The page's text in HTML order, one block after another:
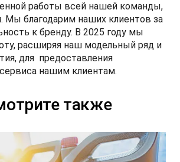
работы всей нашей команды,
Мы благодарим наших клиентов за
к бренду. В 2025 году мы
расширяя наш модельный ряд и
для предоставления
нашим клиентам.
также